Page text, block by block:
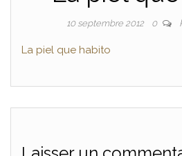
10 septembre 2012 0
La piel que habito